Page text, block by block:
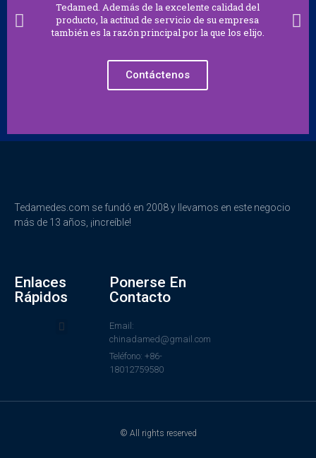
Tedamed. Además de la excelente calidad del
producto, la actitud de servicio de su empresa
también es la razón principal por la que los elijo.
Contáctenos
Tedamedes.com se fundó en 2008 y llevamos en este negocio
más de 13 años, ¡increíble!
Enlaces
Rápidos
Ponerse En
Contacto
Email:
chinadamed@gmail.com
Teléfono: +86-
18012759580
© All rights reserved